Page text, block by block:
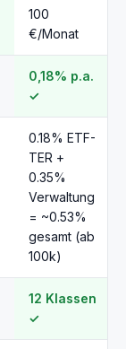
100
€/Monat
0,18% p.a.
✓
0.18% ETF-
TER +
0.35%
Verwaltung
= ~0.53%
gesamt (ab
100k)
12 Klassen
✓